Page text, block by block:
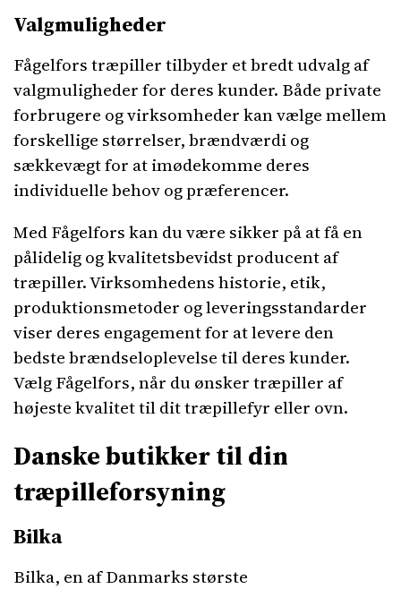
Valgmuligheder
Fågelfors træpiller tilbyder et bredt udvalg af
valgmuligheder for deres kunder. Både private
forbrugere og virksomheder kan vælge mellem
forskellige størrelser, brændværdi og
sækkevægt for at imødekomme deres
individuelle behov og præferencer.
Med Fågelfors kan du være sikker på at få en
pålidelig og kvalitetsbevidst producent af
træpiller. Virksomhedens historie, etik,
produktionsmetoder og leveringsstandarder
viser deres engagement for at levere den
bedste brændseloplevelse til deres kunder.
Vælg Fågelfors, når du ønsker træpiller af
højeste kvalitet til dit træpillefyr eller ovn.
Danske butikker til din
træpilleforsyning
Bilka
Bilka, en af Danmarks største